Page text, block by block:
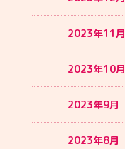
2023年11月
2023年10月
2023年9月
2023年8月